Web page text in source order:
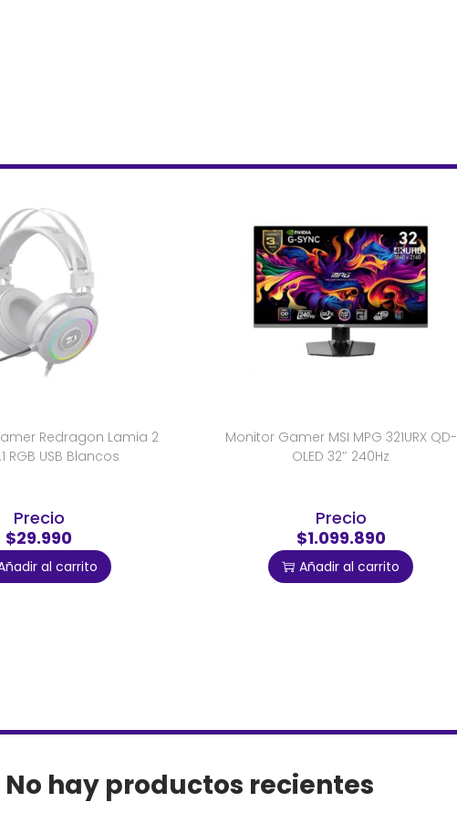
Redragon Lamia 2
RGB USB Blancos
Precio
$29.990
al carrito
Monitor Gamer MSI MPG 321URX QD-
OLED 32″ 240Hz
Precio
$1.099.890
Añadir al carrito
No hay productos recientes